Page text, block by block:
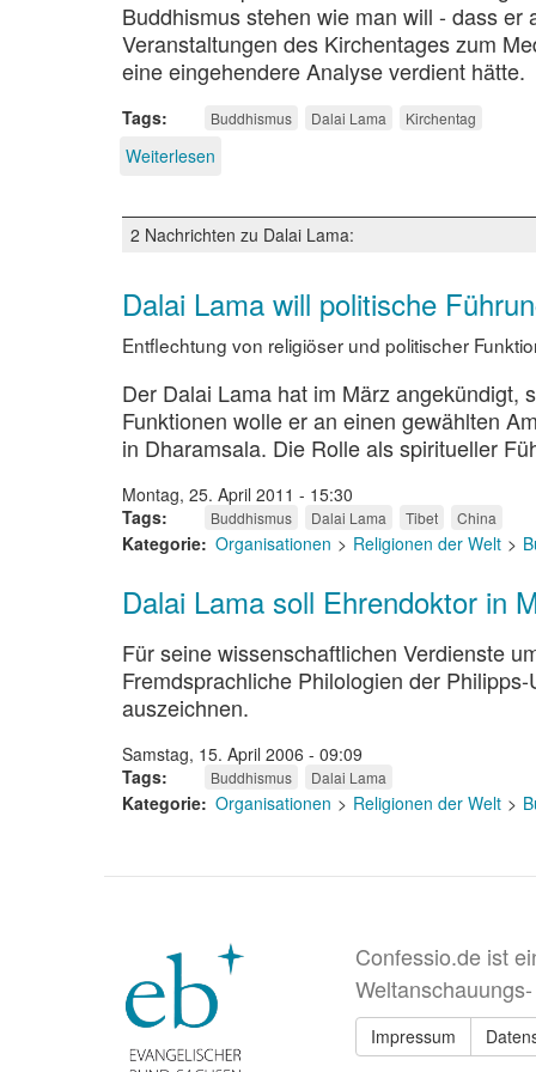
Buddhismus stehen wie man will - dass
Veranstaltungen des Kirchentages zum
eine eingehendere Analyse verdient hätte.
Tags Buddhismus Dalai Lama Kirchentag
Weiterlesen
auf
dem
Kirchentag
2 Nachrichten zu Dalai Lama:
Dalai Lama will politische
Entflechtung von religiöser und politischer
Der Dalai Lama hat im März angekündigt,
Funktionen wolle er an einen gewählten
in Dharamsala. Die Rolle als spiritueller
Montag, 25. April 2011 - 15:30
Tags
Buddhismus Dalai Lama Tibet China
Kategorie Organisationen Religionen der Welt
Dalai Lama soll Ehrendoktor in
Für seine wissenschaftlichen Verdienste
Fremdsprachliche Philologien der
auszeichnen.
Samstag, 15. April 2006 - 09:09
Tags
Buddhismus Dalai Lama
Kategorie Organisationen Religionen der Welt
Confessio.de ist
Impressum